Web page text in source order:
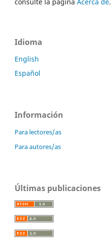
Idioma
English
Español
Información
Para lectores/as
Para autores/as
Últimas publicaciones